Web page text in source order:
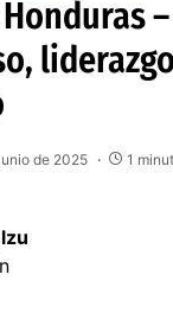
–
de 2025 1